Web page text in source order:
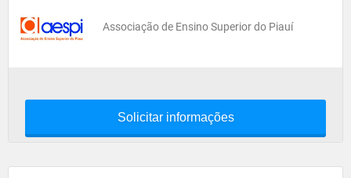
Associação de Ensino Superior do Piauí
Solicitar informações